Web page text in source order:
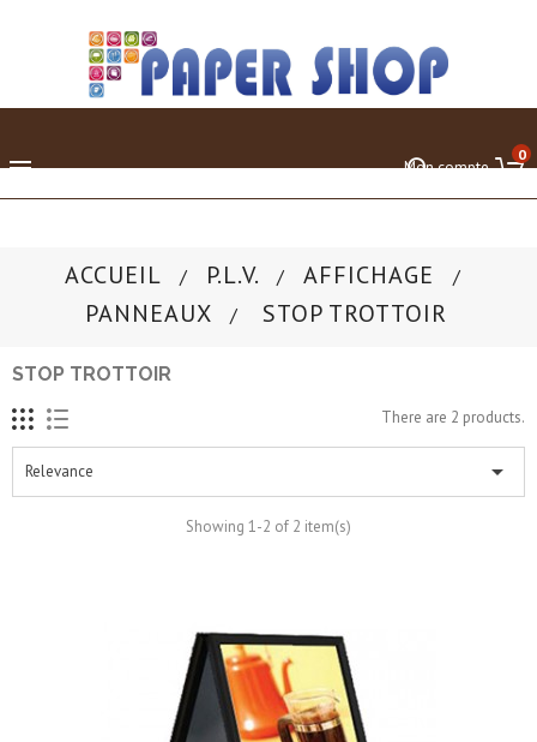
 0
Mon compte
ACCUEIL P.L.V.
AFFICHAGE
PANNEAUX
STOP TROTTOIR
STOP TROTTOIR
There are 2 products.
Relevance 
Showing 1-2 of 2 item(s)